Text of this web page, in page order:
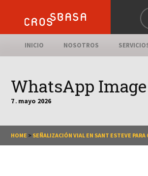
INICIO NOSOTROS
WhatsApp
7 . mayo 2026
HOME > SEÑALIZACIÓN VIAL EN SANT ESTEVE PARA